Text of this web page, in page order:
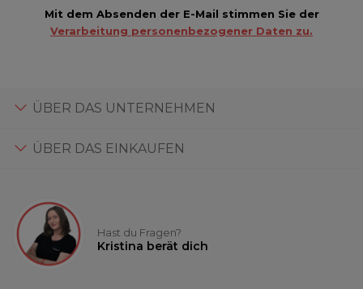
Mit dem Absenden der E-Mail stimmen Sie der
Verarbeitung personenbezogener Daten zu.
ÜBER DAS UNTERNEHMEN
ÜBER DAS EINKAUFEN
Hast du Fragen?
Kristina berät dich